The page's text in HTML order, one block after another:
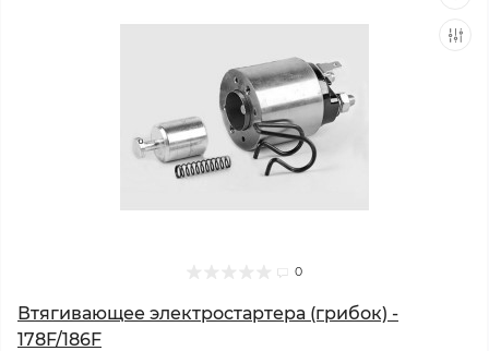
0
Втягивающее электростартера (грибок) -
178F/186F